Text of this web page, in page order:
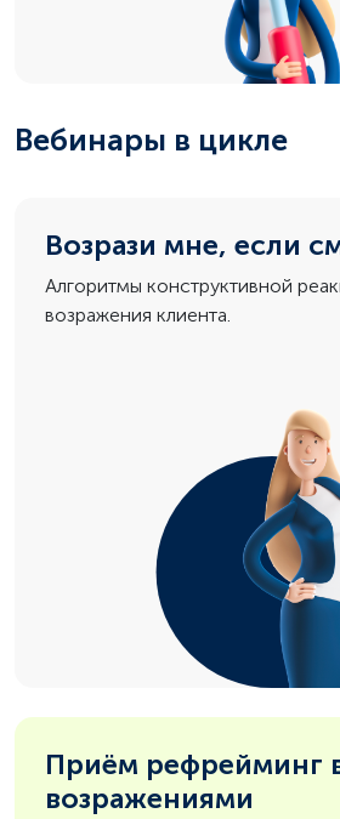
Вебинары в цикле
Возрази мне, если
Алгоритмы конструктивной
возражения клиента.
Приём рефрейминг
возражениями